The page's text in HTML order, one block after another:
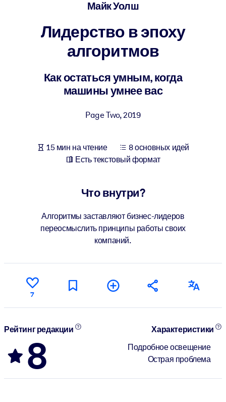
ПО СИСТЕМАМ
Интегрируйте краткие проверенные знания в вашу LMS/LXP для
лучших результатов обучения.
Для корпоративных библиотек
использованию бизнес-знаниями.
Используйте надежные структурированные знания для
Майк Уолш
Лидерство в эпоху
алгоритмов
Как остаться умным, когда
машины умнее вас
Page Two,2019
15 мин на чтение
8 основных идей
Есть текстовый формат
Что внутри?
Алгоритмы заставляют бизнес-лидеров
переосмыслить принципы работы своих
компаний.
7
Рейтинг редакции
8
Характеристики
Подробное освещение
Острая проблема